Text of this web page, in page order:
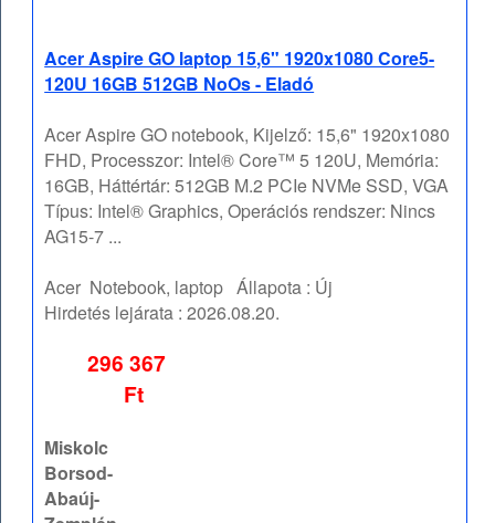
Acer Aspire GO laptop 15,6" 1920x1080 Core5-
120U 16GB 512GB NoOs - Eladó
Acer Aspire GO notebook, Kijelző: 15,6" 1920x1080
FHD, Processzor: Intel® Core™ 5 120U, Memória:
16GB, Háttértár: 512GB M.2 PCIe NVMe SSD, VGA
Típus: Intel® Graphics, Operációs rendszer: Nincs
AG15-7 ...
Acer Notebook, laptop Állapota : Új
Hirdetés lejárata :2026.08.20.
296 367
Ft
Miskolc
Borsod-
Abaúj-